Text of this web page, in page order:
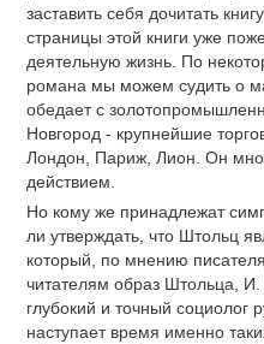
заставить себя дочитать
страницы этой книги уже
деятельную жизнь. По
романа мы можем судить о
обедает с
Новгород - крупнейшие
Лондон, Париж, Лион. Он
действием.
Но кому же принадлежат
ли утверждать, что Штольц
который, по мнению
читателям образ Штольца,
глубокий и точный социолог
наступает время именно